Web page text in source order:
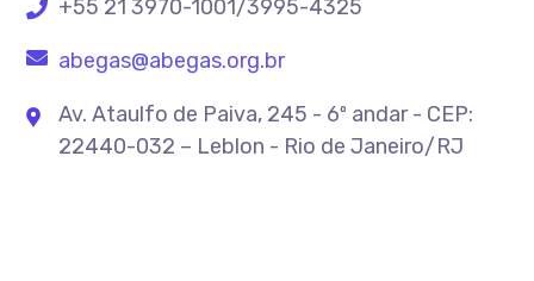
+55 21 3970-1001/3995-4325
abegas@abegas.org.br
Av. Ataulfo de Paiva, 245 - 6º andar - CEP:
22440-032 – Leblon - Rio de Janeiro/RJ